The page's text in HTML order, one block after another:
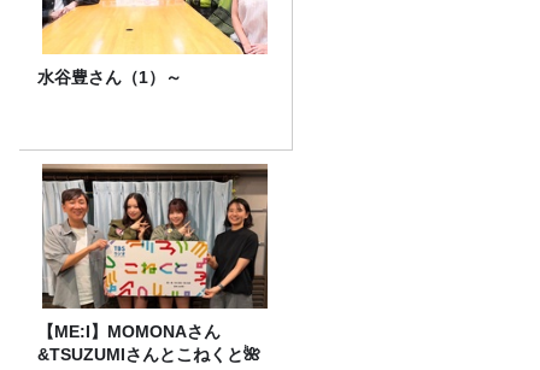
水谷豊さん（1）～
【ME:I】MOMONAさん
&TSUZUMIさんとこねくと🌺